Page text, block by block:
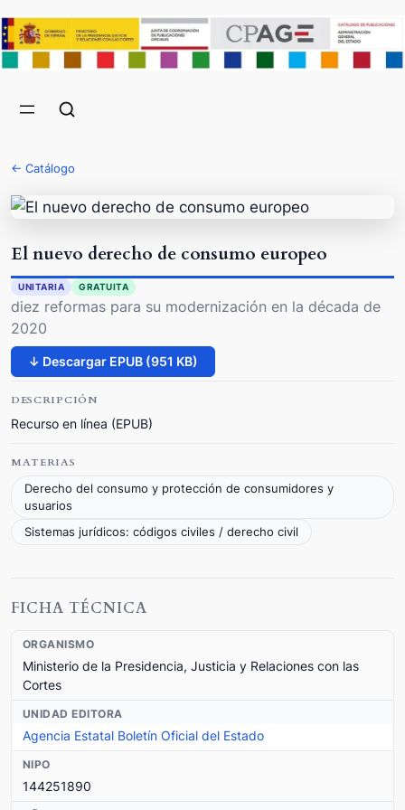
← Catálogo
El nuevo derecho de consumo europeo
UNITARIA GRATUITA
diez reformas para su modernización en la década de
2020
↓ Descargar EPUB (951 KB)
DESCRIPCIÓN
Recurso en línea (EPUB)
MATERIAS
Derecho del consumo y protección de consumidores y
usuarios
Sistemas jurídicos: códigos civiles / derecho civil
FICHA TÉCNICA
ORGANISMO
Ministerio de la Presidencia, Justicia y Relaciones con las
Cortes
UNIDAD EDITORA
Agencia Estatal Boletín Oficial del Estado
NIPO
144251890